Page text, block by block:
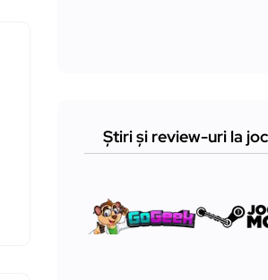
Știri și review-uri la